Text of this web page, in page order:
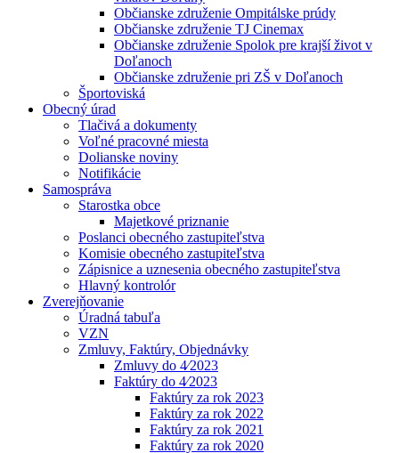
Občianske združenie Ompitálske prúdy
Občianske združenie TJ Cinemax
Občianske združenie Spolok pre krajší život v
Doľanoch
Občianske združenie pri ZŠ v Doľanoch
Športoviská
Obecný úrad
Tlačivá a dokumenty
Voľné pracovné miesta
Dolianske noviny
Notifikácie
Samospráva
Starostka obce
Majetkové priznanie
Poslanci obecného zastupiteľstva
Komisie obecného zastupiteľstva
Zápisnice a uznesenia obecného zastupiteľstva
Hlavný kontrolór
Zverejňovanie
Úradná tabuľa
VZN
Zmluvy, Faktúry, Objednávky
Zmluvy do 4⁄2023
Faktúry do 4⁄2023
Faktúry za rok 2023
Faktúry za rok 2022
Faktúry za rok 2021
Faktúry za rok 2020